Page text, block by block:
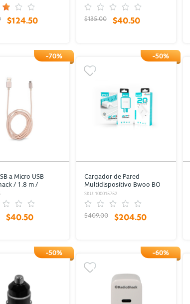
$124.50 $135.00 $40.50
-70%
a Micro USB
/ 1.8 m /
/ Oro
$40.50
-50%
Cargador de Pared
Multidispositivo Bwoo BO
CDA70 / Blanco / Tipo-C
SKU: 100015752
$409.00 $204.50
-50% -60%